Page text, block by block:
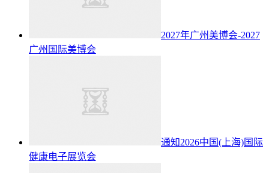
2027年广州美博会-2027
广州国际美博会
通知2026中国(上海)国际
健康电子展览会